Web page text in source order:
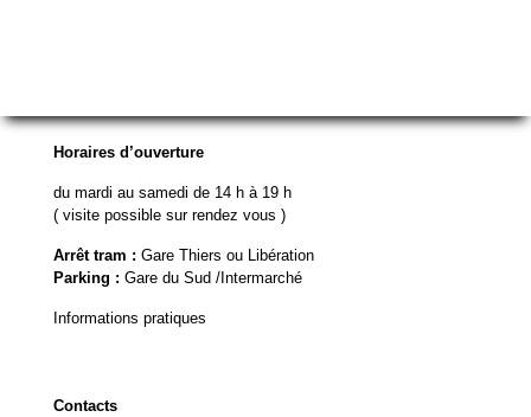
Horaires d’ouverture
du mardi au samedi de 14 h à 19 h
( visite possible sur rendez vous )
Arrêt tram : Gare Thiers ou Libération
Parking : Gare du Sud /Intermarché
Informations pratiques
Contacts